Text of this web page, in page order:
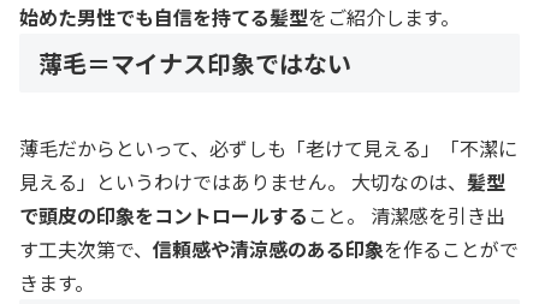
始めた男性でも自信を持てる髪型をご紹介します。
薄毛＝マイナス印象ではない
薄毛だからといって、必ずしも「老けて見える」「不潔に
見える」というわけではありません。 大切なのは、 髪型
で頭皮の印象をコントロールする こと。 清潔感を引き出
す工夫次第で、 信頼感や清涼感のある印象を作ることがで
きます。